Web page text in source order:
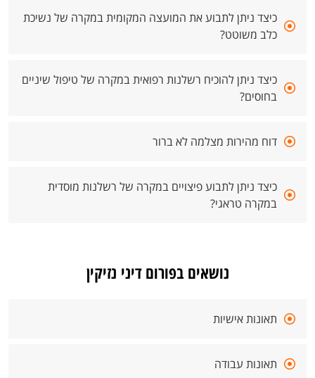
כיצד ניתן לתבוע את המועצה המקומית במקרה של נשיכת
כלב משוטט?
כיצד ניתן להוכיח רשלנות רפואית במקרה של טיפול שיניים
בחוסים?
דוח מהירות מצלמה לא ברור
כיצד ניתן לתבוע פיצויים במקרה של רשלנות מוסדית
במקרה טראגי?
נושאים בפורום דיני נזיקין
תאונות אישיות
תאונות עבודה